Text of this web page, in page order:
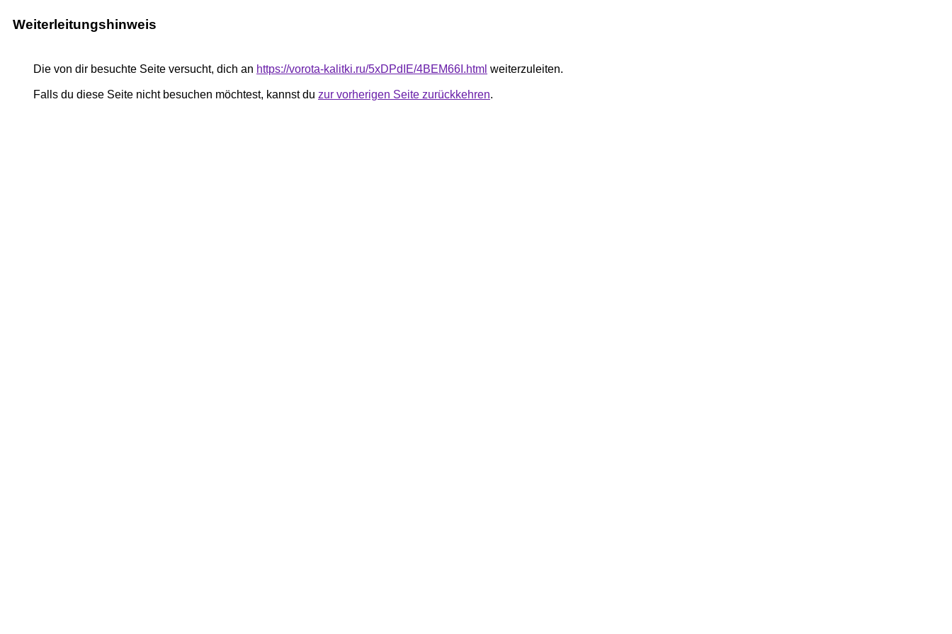
Weiterleitungshinweis
Die von dir besuchte Seite versucht, dich an https://vorota-kalitki.ru/5xDPdIE/4BEM66I.html weiterzuleiten.
Falls du diese Seite nicht besuchen möchtest, kannst du zur vorherigen Seite zurückkehren.